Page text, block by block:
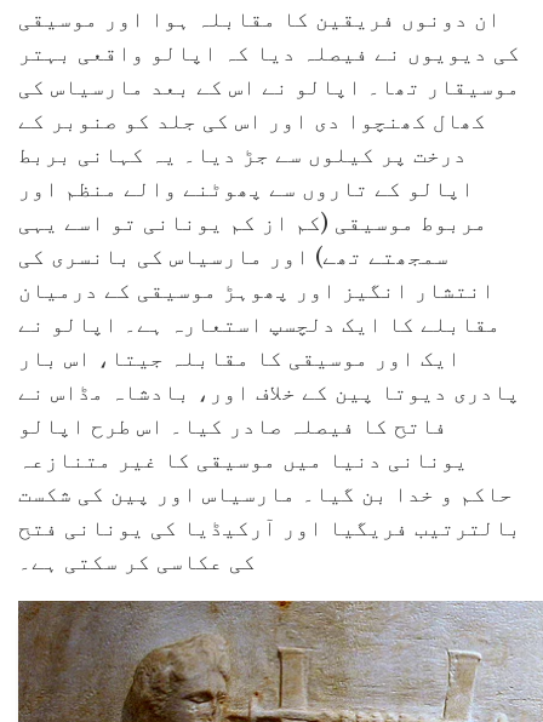
ان دونوں فریقین کا مقابلہ ہوا اور موسیقی
کی دیویوں نے فیصلہ دیا کہ اپالو واقعی بہتر
موسیقار تھا۔ اپالو نے اس کے بعد مارسیاس کی
کھال کھنچوا دی اور اس کی جلد کو صنوبر کے
درخت پر کیلوں سے جڑ دیا۔ یہ کہانی بربط
اپالو کے تاروں سے پھوٹنے والے منظم اور
مربوط موسیقی (کم از کم یونانی تو اسے یہی
سمجھتے تھے) اور مارسیاس کی بانسری کی
انتشار انگیز اور پھوہڑ موسیقی کے درمیان
مقابلے کا ایک دلچسپ استعارہ ہے۔ اپالو نے
ایک اور موسیقی کا مقابلہ جیتا، اس بار
پادری دیوتا پین کے خلاف اور، بادشاہ مڈاس نے
فاتح کا فیصلہ صادر کیا۔ اس طرح اپالو
یونانی دنیا میں موسیقی کا غیر متنازعہ
حاکم و خدا بن گیا۔ مارسیاس اور پین کی شکست
بالترتیب فریگیا اور آرکیڈیا کی یونانی فتح
کی عکاسی کر سکتی ہے۔